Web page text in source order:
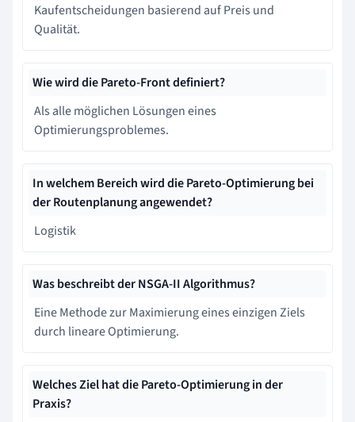
Kaufentscheidungen basierend auf Preis und
Qualität.
Wie wird die Pareto-Front definiert?
Als alle möglichen Lösungen eines
Optimierungsproblemes.
In welchem Bereich wird die Pareto-Optimierung bei
der Routenplanung angewendet?
Logistik
Was beschreibt der NSGA-II Algorithmus?
Eine Methode zur Maximierung eines einzigen Ziels
durch lineare Optimierung.
Welches Ziel hat die Pareto-Optimierung in der
Praxis?